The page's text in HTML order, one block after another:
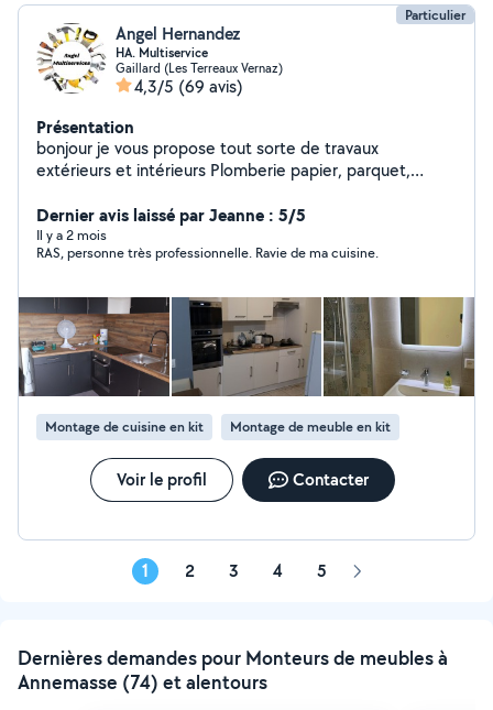
Particulier
Angel Hernandez
HA. Multiservice
Gaillard (Les Terreaux Vernaz)
4,3/5 (69 avis)
Présentation
bonjour je vous propose tout sorte de travaux
extérieurs et intérieurs Plomberie papier, parquet,
tout sorte de meubles nesite pas à me contacter merci
d'avance à tout le monde
Dernier avis laissé par Jeanne : 5/5
Il y a 2 mois
RAS, personne très professionnelle. Ravie de ma cuisine.
Montage de cuisine en kit Montage de meuble en kit
Voir le profil Contacter
1 2 3 4 5 Page
Dernières demandes pour Monteurs de meubles à
Annemasse (74) et alentours